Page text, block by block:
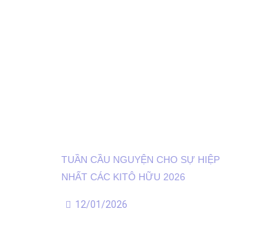
TUẦN CẦU NGUYỆN CHO SỰ HIỆP
NHẤT CÁC KITÔ HỮU 2026
12/01/2026